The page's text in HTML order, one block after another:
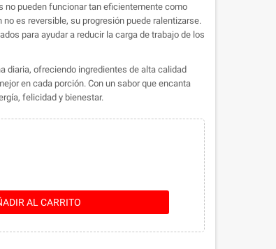
no pueden funcionar tan eficientemente como
es reversible, su progresión puede ralentizarse.
para ayudar a reducir la carga de trabajo de los
diaria, ofreciendo ingredientes de alta calidad
en cada porción. Con un sabor que encanta
felicidad y bienestar.
AL CARRITO